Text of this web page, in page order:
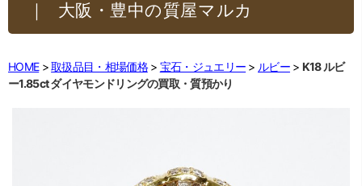
｜大阪・豊中の質屋マルカ
HOME 取扱品目・相場価格 宝石・ジュエリー ルビー
K18 ルビ
ー1.85ct ダイヤモンドリングの買取・質預かり